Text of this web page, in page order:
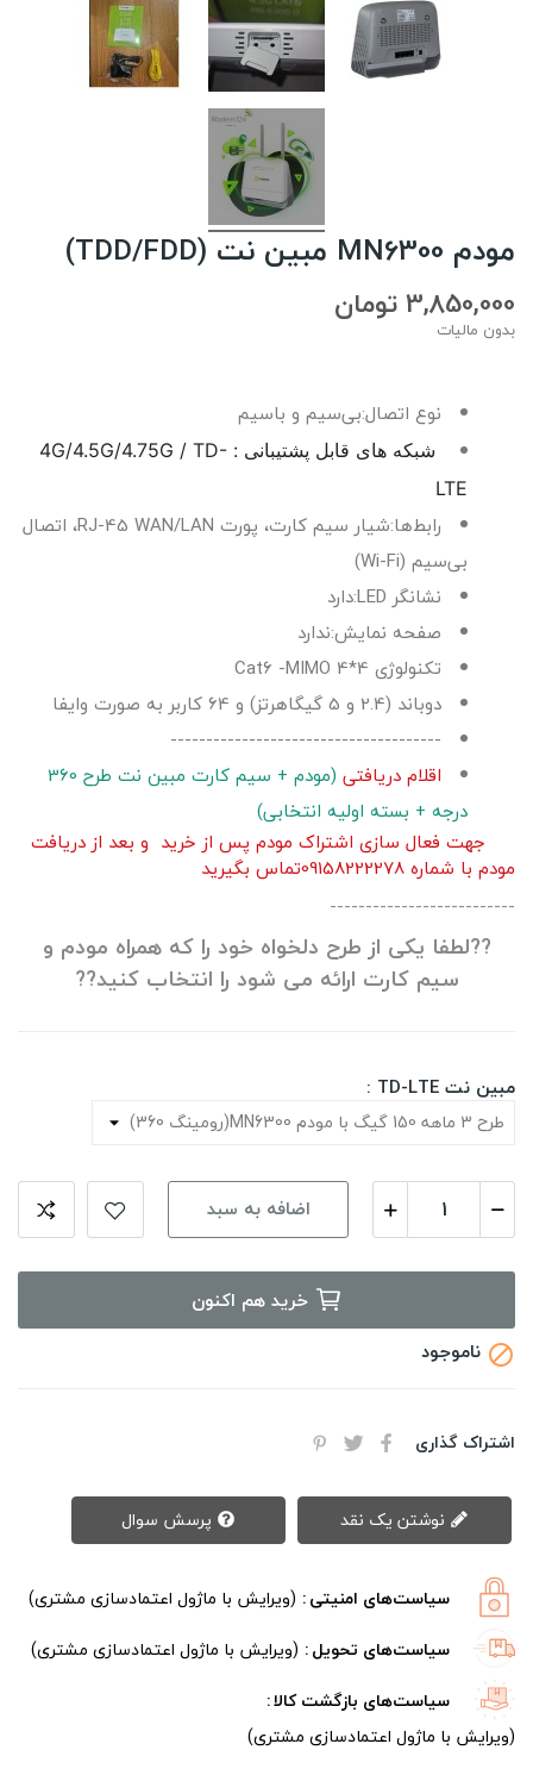
مودم MN6300 مبین نت (TDD/FDD)
3,850,000 تومان
بدون مالیات
نوع اتصال:بی‌سیم و باسیم
شبکه های قابل پشتیبانی : 4G/4.5G/4.75G / TD-
LTE
رابط‌ها:
شیار سیم کارت، پورت RJ-45 WAN/LAN، اتصال
بی‌سیم (Wi-Fi)
نشانگر LED:
دارد
صفحه نمایش:ندارد
تکنولوژی Cat6 -MIMO 4*4
دوباند (2.4 و 5 گیگاهرتز) و 64 کاربر به صورت وایفا
--------------------------------------
اقلام دریافتی
(مودم + سیم کارت مبین نت طرح 360
درجه + بسته اولیه انتخابی)
جهت فعال سازی اشتراک مودم پس از خرید و بعد از دریافت
مودم با شماره09158222278تماس بگیرید
--------------------------
?
?لطفا یکی از طرح دلخواه خود را که همراه مودم و
سیم کارت ارائه می شود را انتخاب کنید??
مبین نت TD-LTE :
اضافه به سبد
خرید هم اکنون
 ناموجود
اشتراک گذاری
سیاست‌های امنیتی (ویرایش با ماژول اعتمادسازی مشتری)
سیاست‌های تحویل (ویرایش با ماژول اعتمادسازی مشتری)
سیاست‌های بازگشت کالا
(ویرایش با ماژول اعتمادسازی مشتری)